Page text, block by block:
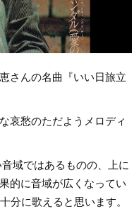
さんの名曲『いい日旅立
哀愁のただようメロディ
域ではあるものの、上に
的に音域が広くなってい
分に歌えると思います。